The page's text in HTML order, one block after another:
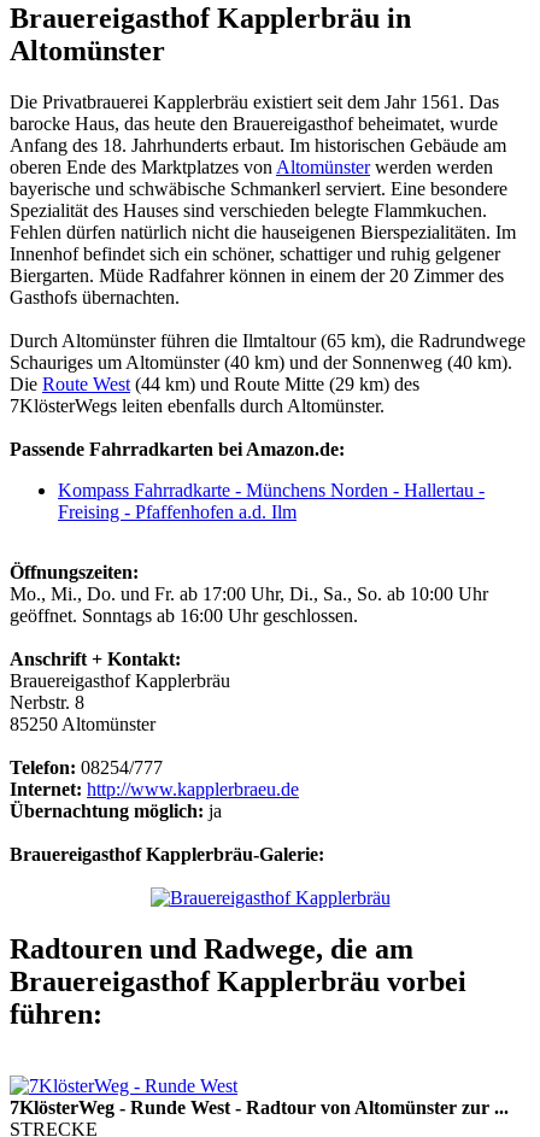
Brauereigasthof Kapplerbräu in
Altomünster
Die Privatbrauerei Kapplerbräu existiert seit dem Jahr 1561. Das
barocke Haus, das heute den Brauereigasthof beheimatet, wurde
Anfang des 18. Jahrhunderts erbaut. Im historischen Gebäude am
oberen Ende des Marktplatzes von Altomünsterwerden werden
bayerische und schwäbische Schmankerl serviert. Eine besondere
Spezialität des Hauses sind verschieden belegte Flammkuchen.
Fehlen dürfen natürlich nicht die hauseigenen Bierspezialitäten. Im
Innenhof befindet sich ein schöner, schattiger und ruhig gelgener
Biergarten. Müde Radfahrer können in einem der 20 Zimmer des
Gasthofs übernachten.
Durch Altomünster führen die Ilmtaltour (65 km), die Radrundwege
Schauriges um Altomünster (40 km) und der Sonnenweg (40 km).
Die Route West (44 km) und Route Mitte (29 km) des
7KlösterWegs leiten ebenfalls durch Altomünster.
Passende Fahrradkarten bei Amazon.de:
Kompass Fahrradkarte - Münchens Norden - Hallertau -
Freising - Pfaffenhofen a.d. Ilm
Öffnungszeiten:
Mo., Mi., Do. und Fr. ab 17:00 Uhr, Di., Sa., So. ab 10:00 Uhr
geöffnet. Sonntags ab 16:00 Uhr geschlossen.
Anschrift + Kontakt:
Brauereigasthof Kapplerbräu
Nerbstr. 8
85250 Altomünster
Telefon: 08254/777
Internet: http://www.kapplerbraeu.de
Übernachtung möglich: ja
Brauereigasthof Kapplerbräu-Galerie:
Radtouren und Radwege, die am
Brauereigasthof Kapplerbräu vorbei
führen:
7KlösterWeg - Runde West - Radtour von Altomünster zur ...
STRECKE